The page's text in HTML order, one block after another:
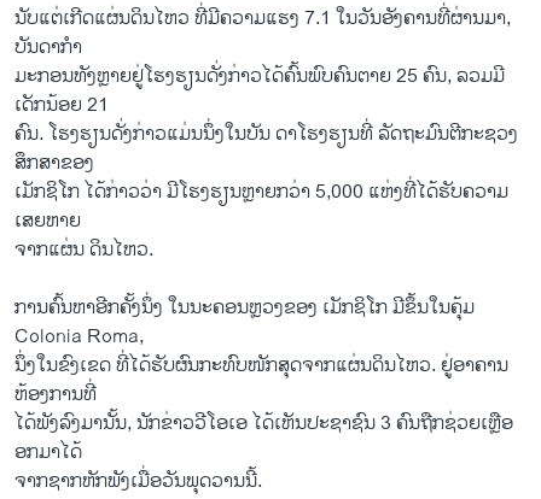
ນັບແຕ່​ເກີດແຜ່ນດິນໄຫວ ທີ່​ມີຄວາມແຮງ 7.1 ໃນວັນອັງຄານທີ່ຜ່ານມາ,
ບັນດາກຳ
ມະກອນທັງຫຼາຍຢູ່ໂຮງຮຽນດັ່ງກ່າວໄດ້ຄົ້ນພົບຄົນຕາຍ 25 ຄົນ, ລວມມີ
ເດັກນ້ອຍ 21
ຄົນ. ໂຮງຮຽນດັ່ງກ່າວແມ່ນນຶ່ງໃນບັນ ດາໂຮງຮຽນທີ່ ລັດຖະມົນຕີກະຊວງ
ສຶກສາຂອງ
ເມັກຊິໂກ ໄດ້ກ່າວວ່າ ມີໂຮງຮຽນຫຼາຍກວ່າ 5,000 ແຫ່ງທີ່ໄດ້ຮັບຄວາມ
ເສຍຫາຍ
ຈາກແຜ່ນ ດິນໄຫວ.
ການຄົ້ນຫາອີກຄັ້ງນຶ່ງ ໃນນະຄອນຫຼວງຂອງ​ ເມັກ​ຊິ​ໂກ ມີຂຶ້ນໃນຄຸ້ມ
Colonia Roma,
ນຶ່ງໃນຂົງເຂດ ທີ່ໄດ້ຮັບຜົນກະທົບໜັກສຸດຈາກແຜ່ນດິນໄຫວ. ຢູ່ອາຄານ
ຫ້ອງການທີ່
ໄດ້ພັງລົງມານັ້ນ, ນັກຂ່າວວີໂອເອ ໄດ້ເຫັນປະຊາຊົນ 3 ຄົນຖືກຊ່ວຍເຫຼືອ
ອກມາໄດ້
ຈາກຊາກຫັກພັງເມື່ອວັນພຸດວານນີ້.